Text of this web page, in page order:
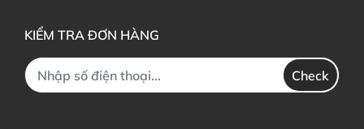
KIỂM TRA ĐƠN HÀNG
Check